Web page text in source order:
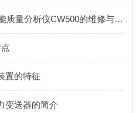
日本横河YOKOGAWA电能质量分析仪CW500的维修与保养
置的特征
变送器的简介